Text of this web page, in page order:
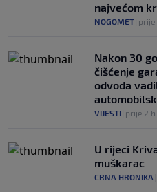
najvećom
NOGOMET prije
Nakon 30
čišćenje
odvoda
VIJESTI prije 2 h
U rijeci
muškarac
CRNA HRONIKA